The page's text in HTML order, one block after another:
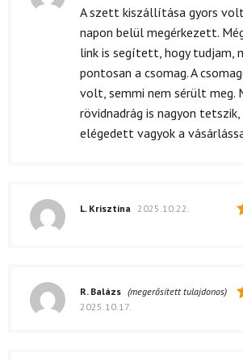
A szett kiszállítása gyors
napon belül megérkezett.
link is segített, hogy tudjam,
pontosan a csomag. A
volt, semmi nem sérült meg.
rövidnadrág is nagyon
elégedett vagyok a
L. Krisztina 2025.10.22.
R. Balázs (megerősített tulajdonos)
2025.10.17.